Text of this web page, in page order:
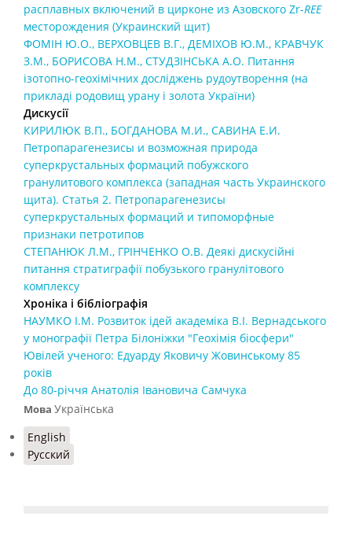
расплавных включений в цирконе из Азовского Zr-REE
месторождения (Украинский щит)
ФОМІН Ю.О., ВЕРХОВЦЕВ В.Г., ДЕМІХОВ Ю.М., КРАВЧУК
З.М., БОРИСОВА Н.М., СТУДЗІНСЬКА А.О. Питання
ізотопно-геохімічних досліджень рудоутворення (на
прикладі родовищ урану і золота України)
Дискусії
КИРИЛЮК В.П., БОГДАНОВА М.И., САВИНА Е.И.
Петропарагенезисы и возможная природа
суперкрустальных формаций побужского
гранулитового комплекса (западная часть Украинского
щита). Статья 2. Петропарагенезисы
суперкрустальных формаций и типоморфные
признаки петротипов
СТЕПАНЮК Л.М., ГРІНЧЕНКО О.В. Деякі дискусійні
питання стратиграфії побузького гранулітового
комплексу
Хроніка і бібліографія
НАУМКО І.М. Розвиток ідей академіка В.І. Вернадського
у монографії Петра Білоніжки "Геохімія біосфери"
Ювілей ученого: Едуарду Яковичу Жовинському 85
років
До 80-річчя Анатолія Івановича Самчука
Мова Українська
English
Русский